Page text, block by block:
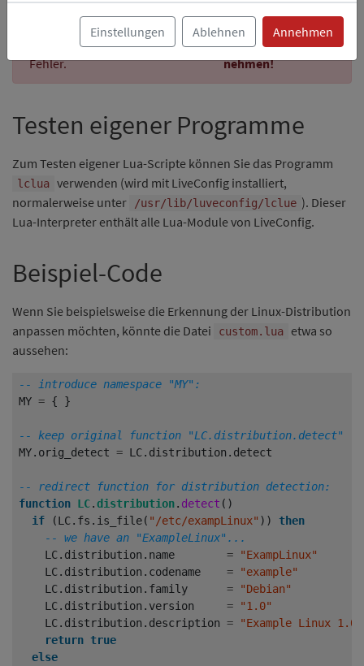
durch Erstellung einer eigenen
custom.lua
), übernehmen wir
keine Verantwortung für eventuelle
Fehler.
äußerst sorgfältig
bevor Sie diese in
Produktivbetrieb
nehmen!
Testen eigener Programme
Zum Testen eigener Lua-Scripte können Sie das Programm
lclua
verwenden (wird mit LiveConfig installiert,
normalerweise unter
/usr/lib/luveconfig/lclue ). Dieser
Lua-Interpreter enthält alle Lua-Module von LiveConfig.
Beispiel-Code
Wenn Sie beispielsweise die Erkennung der Linux-Distribution
anpassen möchten, könnte die Datei
custom.lua
etwa so
aussehen:
-- introduce namespace "MY":
MY = { }
-- keep original function "LC.distribution.detect"
MY. orig_detect = LC. distribution . detect
-- redirect function for distribution detection:
function LC.distribution. detect ()
if
(LC. fs . is_file( "/etc/exampLinux" ))
then
-- we have an "ExampleLinux"...
LC. distribution . name =
"ExampLinux"
LC. distribution . codename =
"example"
LC. distribution . family =
"Debian"
LC. distribution . version =
"1.0"
LC. distribution . description =
"Example Linux 1.0
return true
else
Einstellungen Ablehnen Annehmen